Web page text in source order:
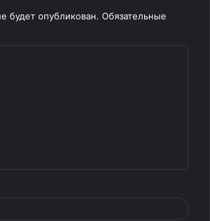
будет опубликован. Обязательные